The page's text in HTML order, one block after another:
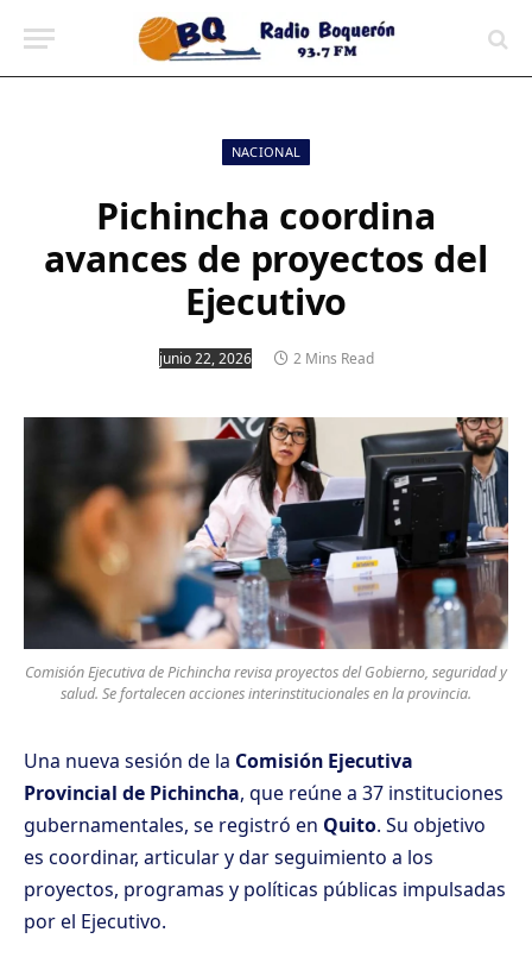
NACIONAL
Pichincha coordina
avances de proyectos del
Ejecutivo
junio 22, 2026 2 Mins Read
Comisión Ejecutiva de Pichincha revisa proyectos del Gobierno, seguridad y
salud. Se fortalecen acciones interinstitucionales en la provincia.
Una nueva sesión de la Comisión Ejecutiva
Provincial de Pichincha, que reúne a 37 instituciones
gubernamentales, se registró en Quito. Su objetivo
es coordinar, articular y dar seguimiento a los
proyectos, programas y políticas públicas impulsadas
por el Ejecutivo.